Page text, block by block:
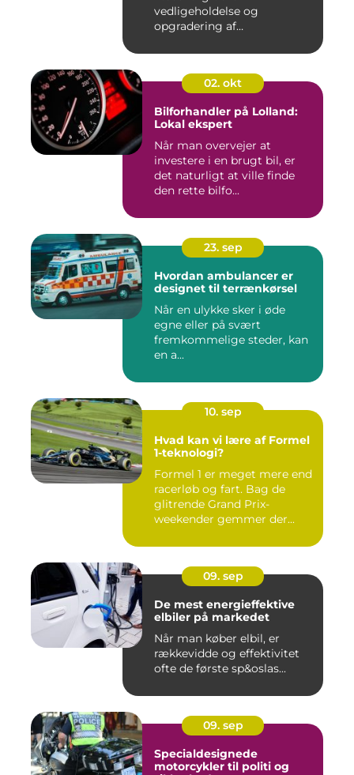
vedligeholdelse og
opgradering af
02. okt
Bilforhandler på Lolland:
Lokal ekspert
Når man overvejer at
investere i en brugt bil, er
det naturligt at ville finde
den rette bilfo...
23. sep
Hvordan ambulancer er
designet til terrænkørsel
Når en ulykke sker i øde
egne eller på svært
fremkommelige steder, kan
en a...
10. sep
Hvad kan vi lære af Formel
1-teknologi?
Formel 1 er meget mere end
racerløb og fart. Bag de
glitrende Grand Prix-
weekender gemmer der...
09. sep
De mest energieffektive
elbiler på markedet
Når man køber elbil, er
rækkevidde og effektivitet
ofte de første sp&oslas...
09. sep
Specialdesignede
motorcykler til politi og